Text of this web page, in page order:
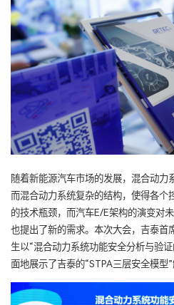
随着新能源汽车市场的发展，混合动力
而混合动力系统复杂的结构，使得各个
的技术瓶颈，而汽车E/E架构的演变对
也提出了新的需求。本次大会，吉泰
生以“混合动力系统功能安全分析与验
面地展示了吉泰的“STPA三层安全模型”